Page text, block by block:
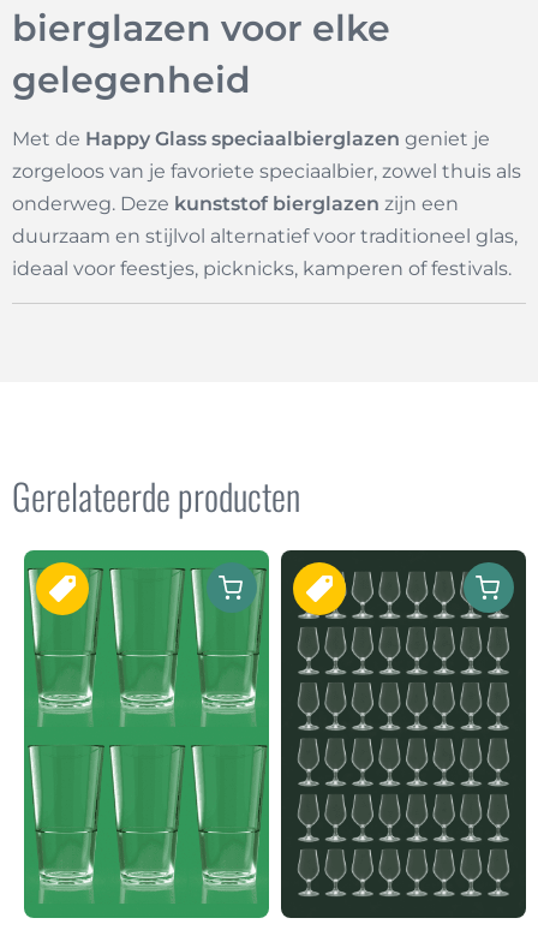
bierglazen voor elke
gelegenheid
Met de Happy Glass speciaalbierglazen geniet je
zorgeloos van je favoriete speciaalbier, zowel thuis als
onderweg. Deze kunststof bierglazen zijn een
duurzaam en stijlvol alternatief voor traditioneel glas,
ideaal voor feestjes, picknicks, kamperen of festivals.
Gerelateerde producten